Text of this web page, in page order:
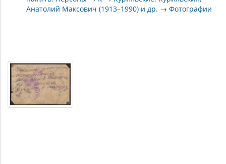
Анатолий Максович (1913–1990) и др. →Фотографии